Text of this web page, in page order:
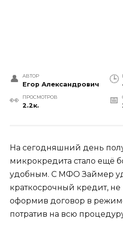
АВТОР
Егор Александрович
ПРОСМОТРОВ
2.2к.
На сегодняшний день
микрокредита стало ещё
удобным. С МФО Займер
краткосрочный кредит,
оформив договор в
потратив на всю